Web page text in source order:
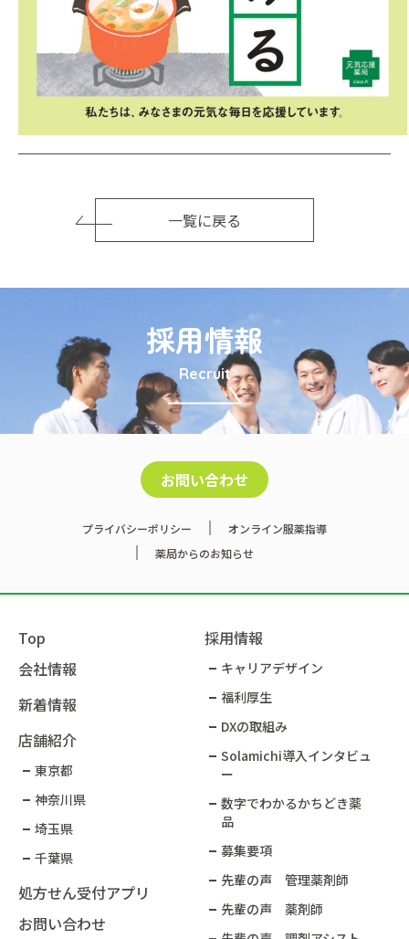
一覧に戻る
採用情報
Recruit
お問い合わせ
プライバシーポリシー
オンライン服薬指導
薬局からのお知らせ
Top
会社情報
新着情報
店舗紹介
東京都
神奈川県
埼玉県
千葉県
処方せん受付アプリ
お問い合わせ
採用情報
キャリアデザイン
福利厚生
DXの取組み
Solamichi導入インタビュ
ー​
数字でわかるかちどき薬
品​
募集要項
先輩の声 管理薬剤師
先輩の声 薬剤師